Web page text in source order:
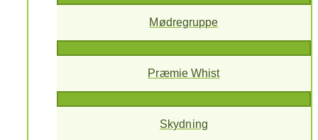
Mødregruppe
Præmie Whist
Skydning